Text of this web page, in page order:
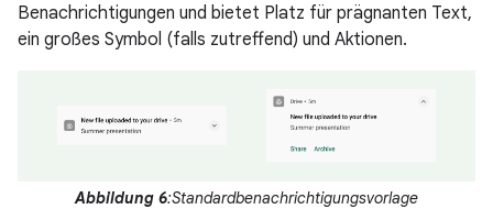
Benachrichtigungen und bietet Platz für prägnanten Text,
ein großes Symbol (falls zutreffend) und Aktionen.
Abbildung 6:Standardbenachrichtigungsvorlage